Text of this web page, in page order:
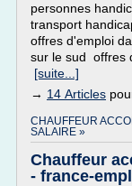
personnes
transport
offres d'emploi
sur le sud offres
[suite...]
→ 14 Articles
CHAUFFEUR
SALAIRE »
Chauffeur
- france-